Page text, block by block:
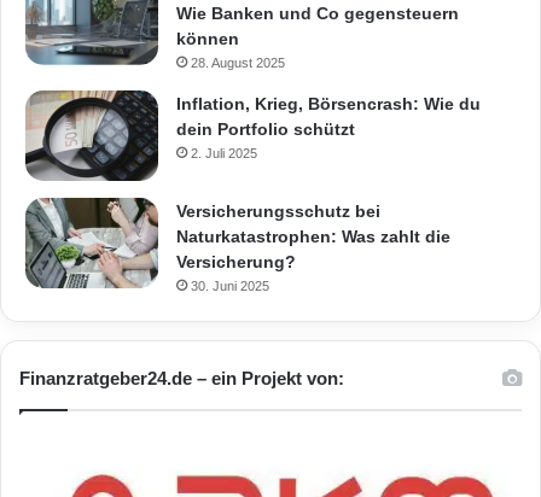
Wie Banken und Co gegensteuern
können
28. August 2025
Inflation, Krieg, Börsencrash: Wie du
dein Portfolio schützt
2. Juli 2025
Versicherungsschutz bei
Naturkatastrophen: Was zahlt die
Versicherung?
30. Juni 2025
Finanzratgeber24.de – ein Projekt von: